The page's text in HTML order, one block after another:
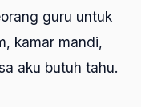
guru untuk
kamar mandi,
aku butuh tahu.